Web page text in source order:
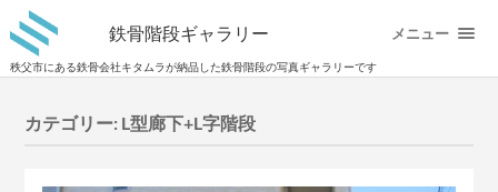
鉄骨階段ギャラリー
秩父市にある鉄骨会社キタムラが納品した鉄骨階段の写真ギャラリーです
メニュー
カテゴリー: L型廊下+L字階段